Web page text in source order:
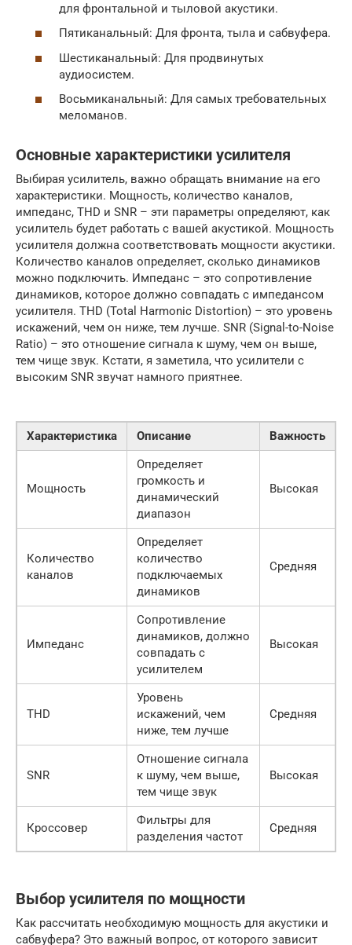
для фронтальной и тыловой акустики.
Пятиканальный: Для фронта, тыла и сабвуфера.
Шестиканальный: Для продвинутых
аудиосистем.
Восьмиканальный: Для самых требовательных
меломанов.
Основные характеристики усилителя
Выбирая усилитель, важно обращать внимание на его
характеристики. Мощность, количество каналов,
импеданс, THD и SNR – эти параметры определяют, как
усилитель будет работать с вашей акустикой. Мощность
усилителя должна соответствовать мощности акустики.
Количество каналов определяет, сколько динамиков
можно подключить. Импеданс – это сопротивление
динамиков, которое должно совпадать с импедансом
усилителя. THD (Total Harmonic Distortion) – это уровень
искажений, чем он ниже, тем лучше. SNR (Signal-to-Noise
Ratio) – это отношение сигнала к шуму, чем он выше,
тем чище звук. Кстати, я заметила, что усилители с
высоким SNR звучат намного приятнее.
Характеристика Описание Важность
Мощность
Определяет
громкость и
динамический
диапазон
Высокая
Количество
каналов
Определяет
количество
подключаемых
динамиков
Средняя
Импеданс
Сопротивление
динамиков, должно
совпадать с
усилителем
Высокая
THD
Уровень
искажений, чем
ниже, тем лучше
Средняя
SNR
Отношение сигнала
к шуму, чем выше,
тем чище звук
Высокая
Кроссовер
Фильтры для
разделения частот
Средняя
Выбор усилителя по мощности
Как рассчитать необходимую мощность для акустики и
сабвуфера? Это важный вопрос, от которого зависит